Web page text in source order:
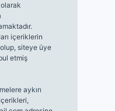
içeriklerin
siteye üye
etmiş
aykırı